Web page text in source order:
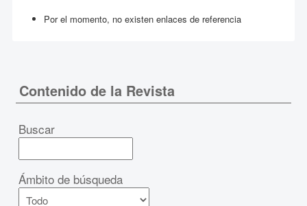
Por el momento, no existen enlaces de referencia
Contenido de la Revista
Buscar
Ámbito de búsqueda